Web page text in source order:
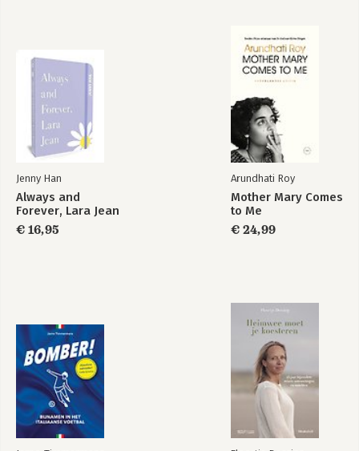
Jenny Han
Always and
Forever, Lara Jean
€ 16,95
Arundhati Roy
Mother Mary Comes
to Me
€ 24,99